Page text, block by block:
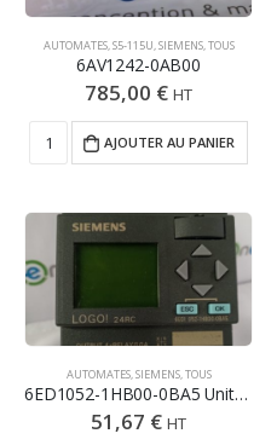
AUTOMATES,S5-115U,SIEMENS,TOUS
6AV1242-0AB00
785,00 € HT
AJOUTER AU PANIER
AUTOMATES,SIEMENS,TOUS
6ED1052-1HB00-0BA5 Unité centrale SIEMENS LOGO 8 entrées / 3
51,67 € HT